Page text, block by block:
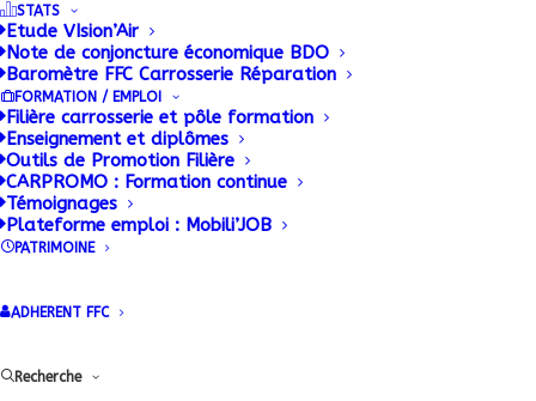
STATS
Etude VIsion’Air
Note de conjoncture économique BDO
Baromètre FFC Carrosserie Réparation
FORMATION / EMPLOI
Filière carrosserie et pôle formation
Enseignement et diplômes
Outils de Promotion Filière
CARPROMO : Formation continue
Témoignages
Plateforme emploi : Mobili’JOB
PATRIMOINE
ADHERENT FFC
Recherche
Studio TV FFC :
Revivez la
présentation de